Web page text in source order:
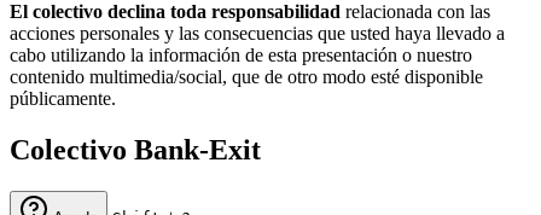
El colectivo declina toda responsabilidad relacionada con las
acciones personales y las consecuencias que usted haya llevado a
cabo utilizando la información de esta presentación o nuestro
contenido multimedia/social, que de otro modo esté disponible
públicamente.
Colectivo Bank-Exit